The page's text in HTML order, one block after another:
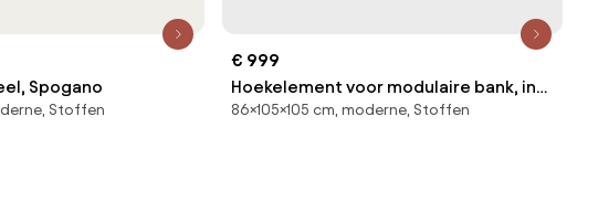
Spogano
Stoffen
€ 999
Hoekelement voor modulaire bank, in
structuurfluweel, Malo
86×105×105 cm, moderne, Stoffen